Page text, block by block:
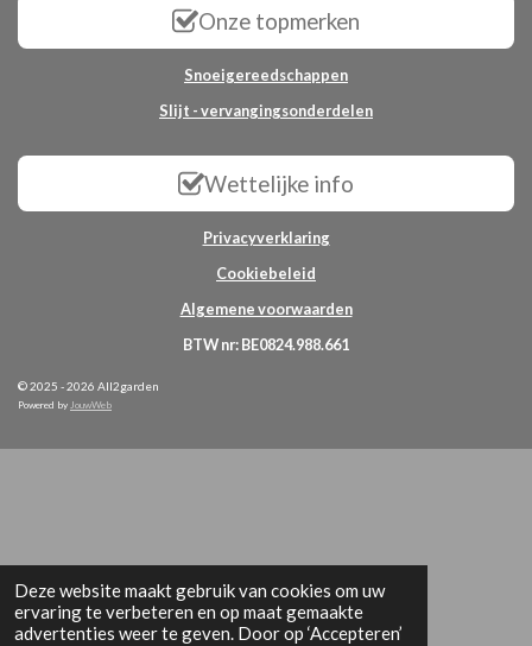
Deze website maakt gebruik van cookies om uw
ervaring te verbeteren en op maat gemaakte
advertenties weer te geven. Door op ‘Accepteren’
Onze topmerken
Snoeigereedschappen
Slijt - vervangingsonderdelen
Wettelijke info
Privacyverklaring
Cookiebeleid
Algemene voorwaarden
BTW nr: BE0824.988.661
© 2025 - 2026 All2garden
Powered by JouwWeb